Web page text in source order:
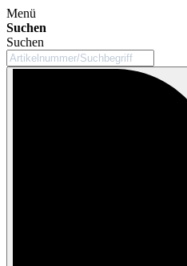
Menü
Suchen
Suchen